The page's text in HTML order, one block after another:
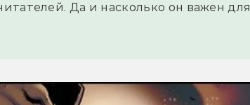
Да и насколько он важен для